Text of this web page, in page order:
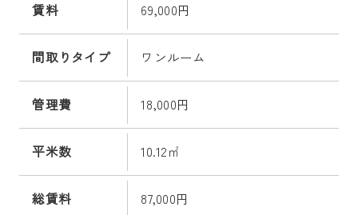
賃料 69,000円
間取りタイプ ワンルーム
管理費 18,000円
平米数 10.12㎡
総賃料 87,000円